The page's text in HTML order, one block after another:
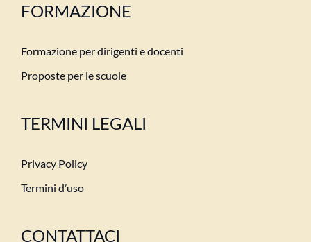
FORMAZIONE
Formazione per dirigenti e docenti
Proposte per le scuole
TERMINI LEGALI
Privacy Policy
Termini d’uso
CONTATTACI